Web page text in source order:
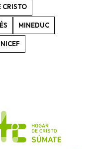
CRISTO
MINEDUC